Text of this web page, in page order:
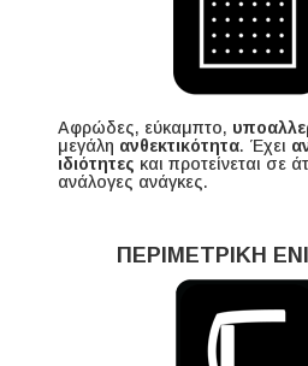
Αφρώδες, εύκαμπτο,
μεγάλη ανθεκτικότητα. Έχει
ιδιότητες και προτείνεται σε
ανάλογες ανάγκες.
ΠΕΡΙΜΕΤΡΙΚΗ